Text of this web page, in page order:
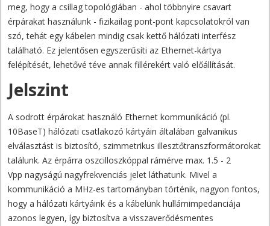
meg, hogy a csillag topológiában - ahol többnyire csavart
érpárakat használunk - fizikailag pont-pont kapcsolatokról van
szó, tehát egy kábelen mindig csak kettő hálózati interfész
található. Ez jelentősen egyszerűsíti az Ethernet-kártya
felépítését, lehetővé téve annak fillérekért való előállítását.
Jelszint
A sodrott érpárokat használó Ethernet kommunikáció (pl.
10BaseT) hálózati csatlakozó kártyáin általában galvanikus
elválasztást is biztosító, szimmetrikus illesztőtranszformátorokat
találunk. Az érpárra oszcilloszkóppal rámérve max. 1.5 - 2
Vpp nagyságú nagyfrekvenciás jelet láthatunk. Mivel a
kommunikáció a MHz-es tartományban történik, nagyon fontos,
hogy a hálózati kártyáink és a kábelünk hullámimpedanciája
azonos legyen, így biztosítva a visszaverődésmentes